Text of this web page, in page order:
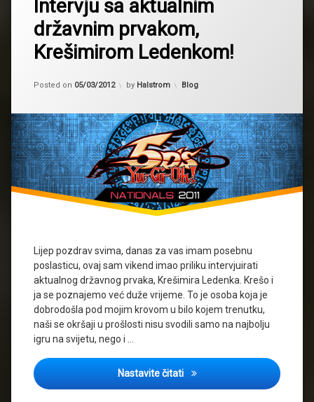
Intervju sa aktualnim
državnim prvakom,
Krešimirom Ledenkom!
Posted on 05/03/2012
Updated on 06/03/2012
by Halstrom Kategorije:
Blog
Lijep pozdrav svima, danas za vas imam posebnu
poslasticu, ovaj sam vikend imao priliku intervjuirati
aktualnog državnog prvaka, Krešimira Ledenka. Krešo i
ja se poznajemo već duže vrijeme. To je osoba koja je
dobrodošla pod mojim krovom u bilo kojem trenutku,
naši se okršaji u prošlosti nisu svodili samo na najbolju
igru na svijetu, nego i …
Nastavite čitati Intervju sa aktualnim